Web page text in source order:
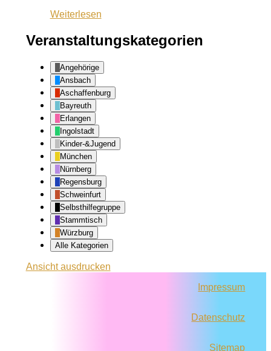
Weiterlesen
Veranstaltungskategorien
Angehörige
Ansbach
Aschaffenburg
Bayreuth
Erlangen
Ingolstadt
Kinder-&Jugend
München
Nürnberg
Regensburg
Schweinfurt
Selbsthilfegruppe
Stammtisch
Würzburg
Alle Kategorien
Ansichtausdrucken
Impressum
Datenschutz
Sitemap